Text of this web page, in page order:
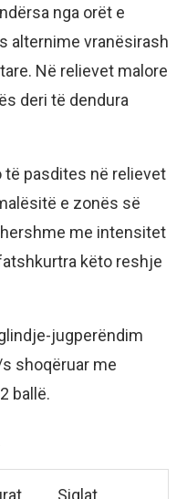
nga orët e
alternime vranësirash
Në relievet malore
deri të dendura
të pasdites në relievet
e zonës së
me intensitet
këto reshje
jugperëndim
shoqëruar me
ballë.